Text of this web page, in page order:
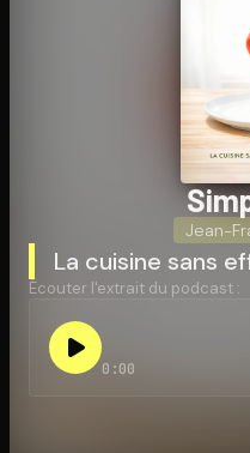
Jean-
La cuisine sans
Écouter l'extrait du podcast :
0:00